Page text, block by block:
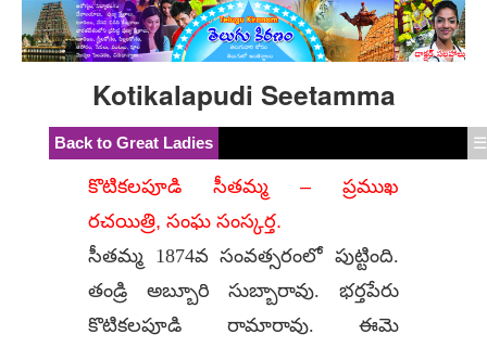
Kotikalapudi Seetamma
Back to Great Ladies ☰
కొటికలపూడి సీతమ్మ – ప్రముఖ
రచయిత్రి, సంఘ సంస్కర్త.
సీతమ్మ 1874వ సంవత్సరంలో పుట్టింది.
తండ్రి అబ్బూరి సుబ్బారావు. భర్తపేరు
కొటికలపూడి రామారావు. ఈమె